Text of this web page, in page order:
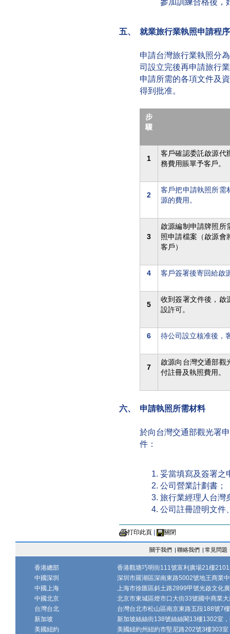
五、 就業旅行業執照申請程
申請台灣旅行業執照分
司設立完後再申請旅行
申請所需的各項文件及
得到批准。
步
驟
1
客戶確認委託啟源代
務費用賬單予客戶。
2
客戶把申請執照所需
源的費用。
3
啟源編制申請牌照所
照申請檔案（啟源會
客戶）
4 客戶簽署後寄回給啟
5
收到簽署文件後，啟
設許可。
6 待公司設立核准後，
7
啟源向台灣交通部觀
付註冊及執照費用。
六、 申請執照所需材料
於向台灣交通部觀光署
件：
妥當填寫及簽署之
公司營業計劃書；
旅行業經理人台灣
公司註冊證明文件
打印此頁 關閉
關于我們 | 聯絡我們 | 常見問題
香港總部
香港觀塘巧明街111號富利廣場21樓
中國深圳
深圳市羅湖區深南東路5002號地王商業
中國上海
上海市徐匯區斜土路2899甲號光啟文化
中國北京
北京市東城區燈市口大街33號國中商業
台灣台北
台灣台北市松山區南京東路五段188號7
新加坡
新加坡絲絲街138號絲絲閣13樓1302室
美國紐約
美國紐約州紐約市堅尼路202號3樓303